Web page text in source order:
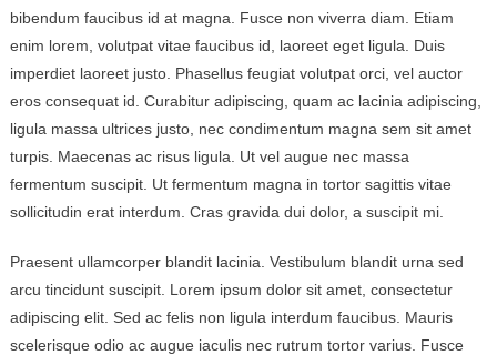
bibendum faucibus id at magna. Fusce non viverra diam. Etiam
enim lorem, volutpat vitae faucibus id, laoreet eget ligula. Duis
imperdiet laoreet justo. Phasellus feugiat volutpat orci, vel auctor
eros consequat id. Curabitur adipiscing, quam ac lacinia adipiscing,
ligula massa ultrices justo, nec condimentum magna sem sit amet
turpis. Maecenas ac risus ligula. Ut vel augue nec massa
fermentum suscipit. Ut fermentum magna in tortor sagittis vitae
sollicitudin erat interdum. Cras gravida dui dolor, a suscipit mi.
Praesent ullamcorper blandit lacinia. Vestibulum blandit urna sed
arcu tincidunt suscipit. Lorem ipsum dolor sit amet, consectetur
adipiscing elit. Sed ac felis non ligula interdum faucibus. Mauris
scelerisque odio ac augue iaculis nec rutrum tortor varius. Fusce